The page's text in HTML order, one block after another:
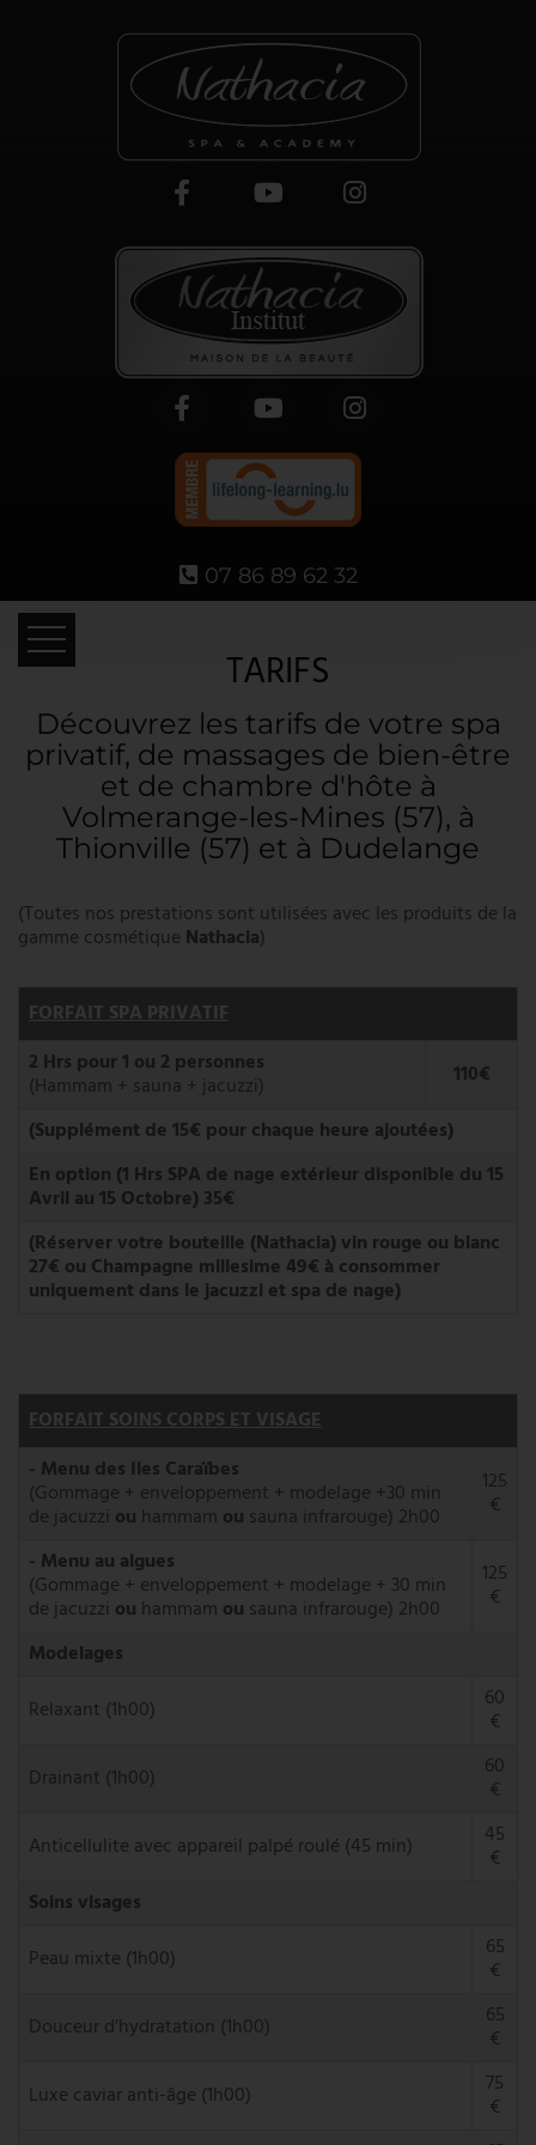
07 86 89 62 32
ACCUEIL
SPA PRIVATIF
CHAMBRE D'HÔTE
MODELAGES ET SOINS
FORMATIONS CERTIFIÉES QUALIOPI
PHOTOS
NOUS SUIVRE
CONTACT
TARIFS
Découvrez les tarifs de votre spa
privatif, de massages de bien-être
et de chambre d'hôte à
Volmerange-les-Mines (57), à
Thionville (57) et à Dudelange
(Toutes nos prestations sont utilisées avec les produits de la
gamme cosmétique Nathacia)
FORFAIT SPA PRIVATIF
2 Hrs pour 1 ou 2 personnes
(Hammam + sauna + jacuzzi)
110€
(Supplément de 15€ pour chaque heure ajoutées)
En option (1 Hrs SPA de nage extérieur disponible du 15
Avril au 15 Octobre) 35€
(Réserver votre bouteille (Nathacia) vin rouge ou blanc
27€ ou Champagne millesime 49€ à consommer
uniquement dans le jacuzzi et spa de nage)
FORFAIT SOINS CORPS ET VISAGE
- Menu des Iles Caraïbes
(Gommage + enveloppement + modelage +30 min
de jacuzzi ou hammam ou sauna infrarouge) 2h00
125
€
- Menu au algues
(Gommage + enveloppement + modelage + 30 min
de jacuzzi ou hammam ou sauna infrarouge) 2h00
125
€
Modelages
Relaxant (1h00)
60
€
Drainant (1h00)
60
€
Anticellulite avec appareil palpé roulé (45 min)
45
€
Soins visages
Peau mixte (1h00)
65
€
Douceur d’hydratation (1h00)
65
€
Luxe caviar anti-âge (1h00)
75
€